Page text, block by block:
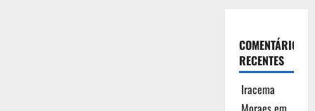
COMENTÁRIOS
RECENTES
Iracema